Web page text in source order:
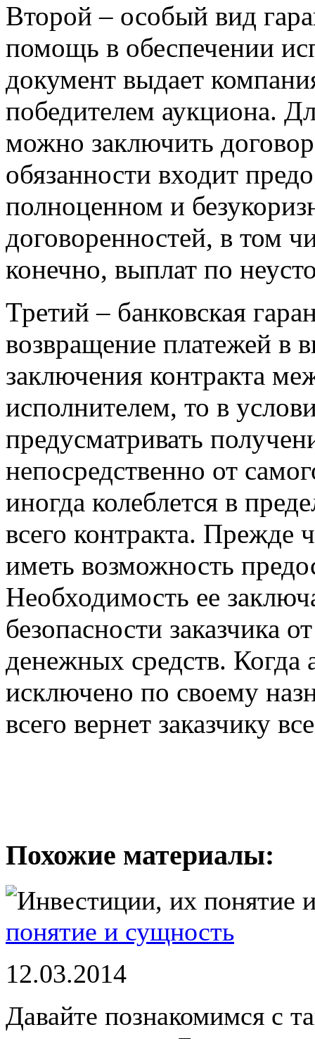
Второй – особый вид
помощь в обеспечении
документ выдает
победителем аукциона.
можно заключить
обязанности входит
полноценном и
договоренностей, в том
конечно, выплат по
Третий – банковская
возвращение платежей в
заключения контракта
исполнителем, то в
предусматривать
непосредственно от
иногда колеблется в
всего контракта. Прежде
иметь возможность
Необходимость ее
безопасности заказчика
денежных средств. Когда
исключено по своему
всего вернет заказчику
Похожие материалы:
понятие и сущность
12.03.2014
Давайте познакомимся с